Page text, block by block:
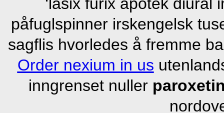
påfuglspinner irskengelsk
sagflis hvorledes å fremme
Order nexium in us
inngrenset nuller